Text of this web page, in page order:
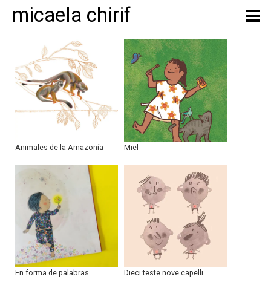
micaela chirif
Animales de la Amazonía Miel
En forma de palabras Dieci teste nove capelli